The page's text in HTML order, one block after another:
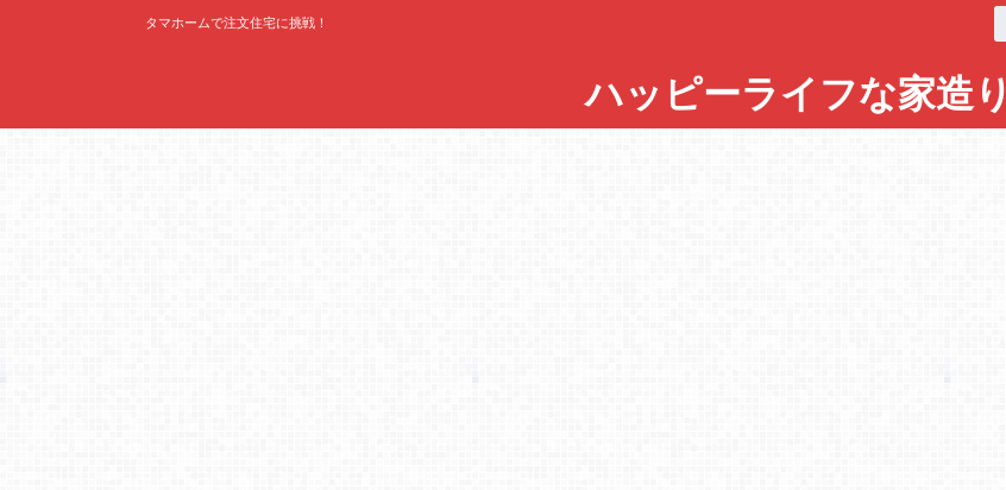
ハッピーライフな家造り
タマホームで注文住宅に挑戦！